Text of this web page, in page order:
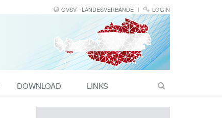
ÖVSV - LANDESVERBÄNDE LOGIN
DOWNLOAD LINKS